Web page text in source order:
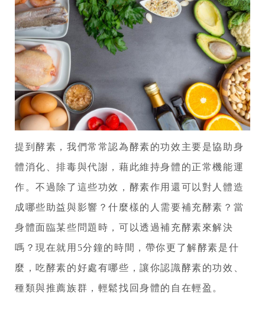
？
5
分
鐘
了
解
吃
酵
素
的
好
處
、
提到酵素，我們常常認為酵素的功效主要是協助身
體消化、排毒與代謝，藉此維持身體的正常機能運
作。不過除了這些功效，酵素作用還可以對人體造
成哪些助益與影響？什麼樣的人需要補充酵素？當
身體面臨某些問題時，可以透過補充酵素來解決
嗎？現在就用5分鐘的時間，帶你更了解酵素是什
麼，吃酵素的好處有哪些，讓你認識酵素的功效、
種類與推薦族群，輕鬆找回身體的自在輕盈。